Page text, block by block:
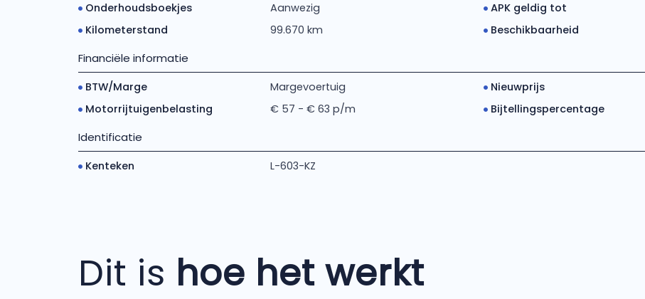
Onderhoudsboekjes
Aanwezig APK geldig tot
Kilometerstand
99.670 km Beschikbaarheid
Financiële informatie
BTW/Marge Margevoertuig Nieuwprijs
Motorrijtuigenbelasting
€ 57 - € 63 p/m Bijtellingspercentage
Identificatie
Kenteken L-603-KZ
Dit is hoe het werkt